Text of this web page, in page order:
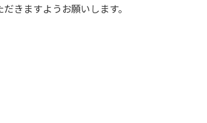
きますようお願いします。